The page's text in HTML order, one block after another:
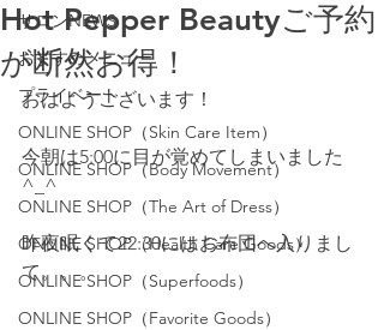
サロンNEWS
おすすめメニュー
プライベート
ONLINE SHOP（Skin Care Item）
ONLINE SHOP（Body Movement）
ONLINE SHOP（The Art of Dress）
ONLINE SHOP（Health Care Goods）
ONLINE SHOP（Superfoods）
ONLINE SHOP（Favorite Goods）
Hot Pepper Beautyご予約
が断然お得！
おはようございます！
今朝は5:00に目が覚めてしまいました
^_^
昨夜眠くて22:30にはお布団へ入りまし
て。。。